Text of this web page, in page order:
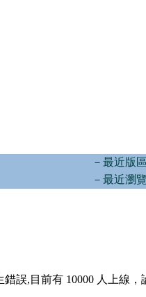
－最近版
－最近瀏
錯誤,目前有 10000 人上線